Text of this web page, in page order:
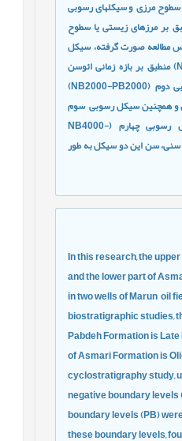
مرزیو سیکل­های رسوبی
بر مرزهای زیستی یا سطوح
مطالعه صورت گرفته، سیکل
)منطبق بر بازه زمانی ائوسن
دوم ( NB2000-PB2000
)
همچنین سیکل رسوبی سوم
چهارم ( NB4000-
سن این دو سیکل به طور
In this research, the
and the lower part of
in two wells of Marunoil
biostratigraphic studies,
Pabdeh Formation is
of Asmari Formation is
cyclostratigraphy study,
negative boundary
boundary levels (PB)
these boundary levels,